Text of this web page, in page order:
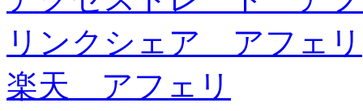
リンクシェア アフェリ
楽天 アフェリ